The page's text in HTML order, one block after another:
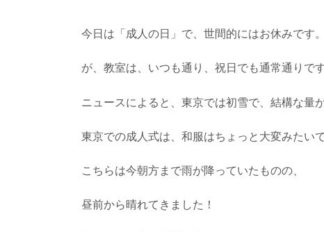
今日は「成人の日」で、世間的にはお休みです。
が、教室は、いつも通り、祝日でも通常通りです
ニュースによると、東京では初雪で、結構な量
東京での成人式は、和服はちょっと大変みたいで
こちらは今朝方まで雨が降っていたものの、
昼前から晴れてきました！